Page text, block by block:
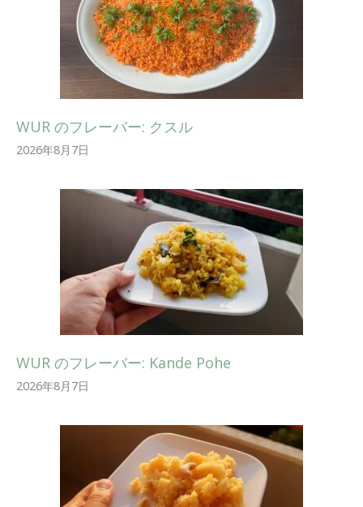
WUR のフレーバー: クスル
2026年8月7日
WUR のフレーバー: Kande Pohe
2026年8月7日